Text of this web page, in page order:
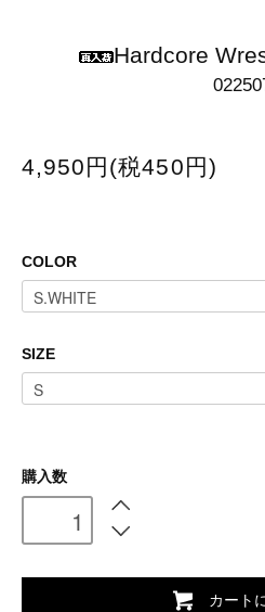
Hardcore
4,950円(税450円)
COLOR
SIZE
購入数
カート